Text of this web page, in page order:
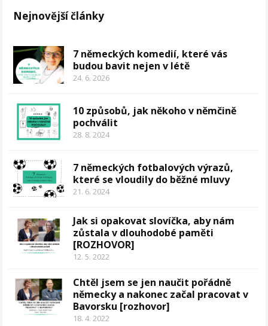
Nejnovější články
7 německých komedií, které vás
budou bavit nejen v létě
24. 6. 2026
10 způsobů, jak někoho v němčině
pochválit
28. 8. 2024
7 německých fotbalových výrazů,
které se vloudily do běžné mluvy
21. 6. 2024
Jak si opakovat slovíčka, aby nám
zůstala v dlouhodobé paměti
[ROZHOVOR]
12. 5. 2022
Chtěl jsem se jen naučit pořádně
německy a nakonec začal pracovat v
Bavorsku [rozhovor]
18. 4. 2022